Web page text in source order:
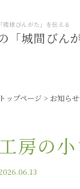
球びんがた」を伝える
「城間びん
トップページ お知ら
房の小